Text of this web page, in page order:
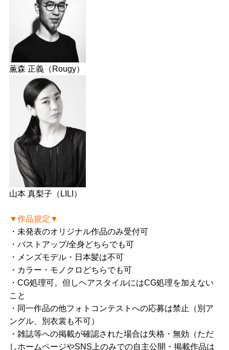
薫森 正義（Rougy）
山本 真梨子（LILI）
▼作品規定▼
・未発表のオリジナル作品のみ受付可
・バストアップ/全身どちらでも可
・メンズモデル・日本髪は不可
・カラー・モノクロどちらでも可
・CG処理可。但しヘアスタイルにはCG処理を加えない
こと
・同一作品の他フォトコンテストへの応募は禁止（別ア
ングル、別衣裳も不可）
・雑誌等への掲載が確認された場合は失格・無効（ただ
しホームページやSNS上のみでの自主公開・掲載作品は